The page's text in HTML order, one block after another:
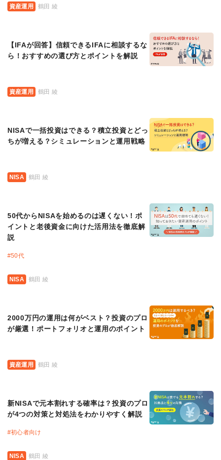
資産運用 鶴田 綾
資産運用 鶴田 綾
【IFAが回答】信頼できるIFAに相談するな
ら！おすすめの選び方とポイントを解説
NISA 鶴田 綾
NISAで一括投資はできる？積立投資とどっ
ちが増える？シミュレーションと運用戦略
NISA 鶴田 綾
50代からNISAを始めるのは遅くない！ポ
イントと老後資金に向けた活用法を徹底解
説
#50代
資産運用 鶴田 綾
2000万円の運用は何がベスト？投資のプロ
が厳選！ポートフォリオと運用のポイント
NISA 鶴田 綾
新NISAで元本割れする確率は？投資のプロ
が4つの対策と対処法をわかりやすく解説
#初心者向け